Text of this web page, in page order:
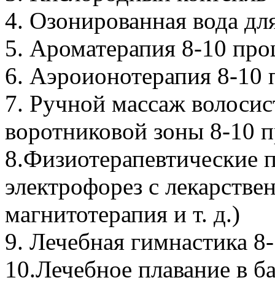
4. Озонированная вода
5. Ароматерапия 8-10
6. Аэроионотерапия 8-10
7. Ручной массаж
воротниковой зоны 8-10
8.Физиотерапевтические
электрофорез с
магнитотерапия и т. д.)
9. Лечебная гимнастика
10.Лечебное плавание в